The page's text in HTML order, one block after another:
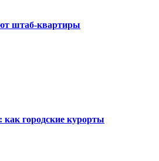
штаб-квартиры
как городские курорты